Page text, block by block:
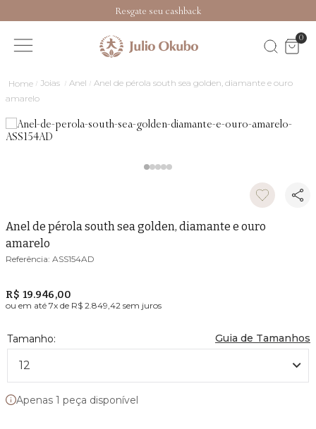
Resgate seu cashback
0
Joias Anel
Anel de pérola south sea golden, diamante e ouro
amarelo
Anel de pérola south sea golden, diamante e ouro
amarelo
ASS154AD
R$ 19.946,00
ou em até 7x de R$ 2.849,42 sem juros
Guia de Tamanhos
12
Apenas 1 peça disponível